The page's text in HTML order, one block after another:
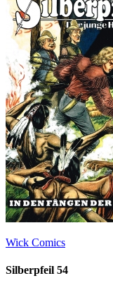
Wick Comics
Silberpfeil 54